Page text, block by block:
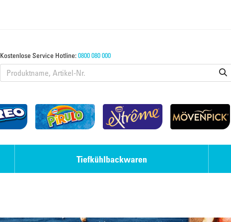
Kostenlose Service Hotline:0800 080 000
Tiefkühlbackwaren